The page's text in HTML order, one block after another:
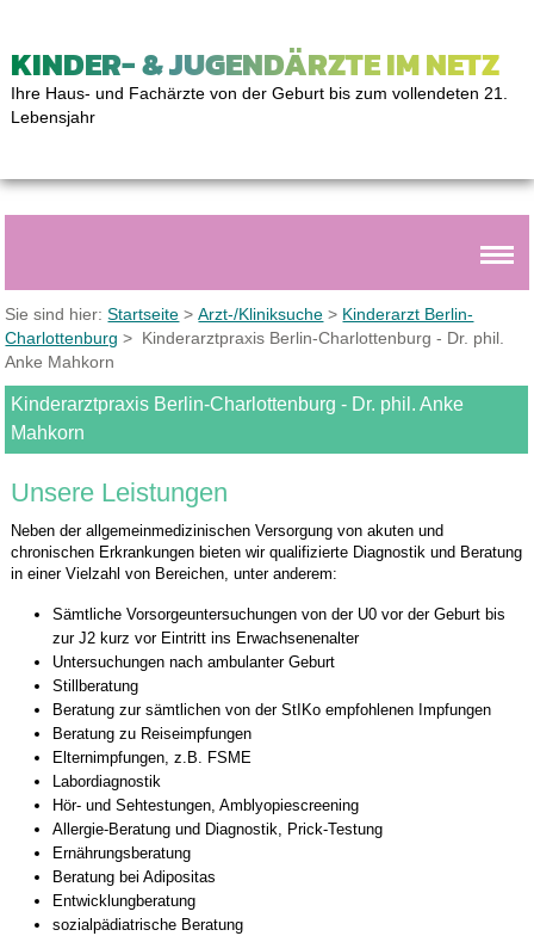
KINDER- & JUGENDÄRZTE IM NETZ
Ihre Haus- und Fachärzte von der Geburt bis zum vollendeten 21.
Lebensjahr
Sie sind hier:Startseite >Arzt-/Kliniksuche > Kinderarzt Berlin-
Charlottenburg > Kinderarztpraxis Berlin-Charlottenburg - Dr. phil.
Anke Mahkorn
Kinderarztpraxis Berlin-Charlottenburg - Dr. phil. Anke
Mahkorn
Unsere Leistungen
Neben der allgemeinmedizinischen Versorgung von akuten und
chronischen Erkrankungen bieten wir qualifizierte Diagnostik und Beratung
in einer Vielzahl von Bereichen, unter anderem:
Sämtliche Vorsorgeuntersuchungen von der U0 vor der Geburt bis
zur J2 kurz vor Eintritt ins Erwachsenenalter
Untersuchungen nach ambulanter Geburt
Stillberatung
Beratung zur sämtlichen von der StIKo empfohlenen Impfungen
Beratung zu Reiseimpfungen
Elternimpfungen, z.B. FSME
Labordiagnostik
Hör- und Sehtestungen, Amblyopiescreening
Allergie-Beratung und Diagnostik, Prick-Testung
Ernährungsberatung
Beratung bei Adipositas
Entwicklungberatung
sozialpädiatrische Beratung